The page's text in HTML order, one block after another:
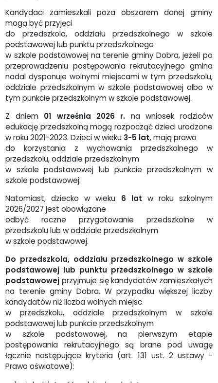
Kandydaci zamieszkali poza obszarem danej gminy
mogą być przyjęci
do przedszkola, oddziału przedszkolnego w szkole
podstawowej lub punktu przedszkolnego
w szkole podstawowej na terenie gminy Dobra, jeżeli po
przeprowadzeniu postępowania rekrutacyjnego gmina
nadal dysponuje wolnymi miejscami w tym przedszkolu,
oddziale przedszkolnym w szkole podstawowej albo w
tym punkcie przedszkolnym w szkole podstawowej.
Z dniem 01 września 2026 r. na wniosek rodziców
edukację przedszkolną mogą rozpocząć dzieci urodzone
w roku 2021-2023. Dzieci w wieku 3-5 lat,mają prawo
do korzystania z wychowania przedszkolnego w
przedszkolu, oddziale przedszkolnym
w szkole podstawowej lub punkcie przedszkolnym w
szkole podstawowej.
Natomiast, dziecko w wieku 6 lat w roku szkolnym
2026/2027 jest obowiązane
odbyć roczne przygotowanie przedszkolne w
przedszkolu lub w oddziale przedszkolnym
w szkole podstawowej.
Do przedszkola, oddziału przedszkolnego w szkole
podstawowej lub punktu przedszkolnego w szkole
podstawowej przyjmuje się kandydatów zamieszkałych
na terenie gminy Dobra. W przypadku większej liczby
kandydatów niż liczba wolnych miejsc
w przedszkolu, oddziale przedszkolnym w szkole
podstawowej lub punkcie przedszkolnym
w szkole podstawowej, na pierwszym etapie
postępowania rekrutacyjnego są brane pod uwagę
łącznie następujące kryteria (art. 131 ust. 2 ustawy -
Prawo oświatowe):